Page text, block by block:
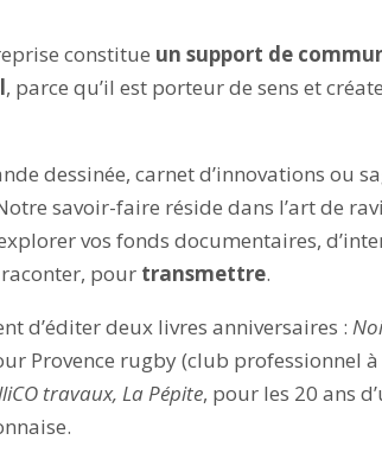
constitue un support de
, parce qu’il est porteur de sens et
dessinée, carnet d’innovations ou
savoir-faire réside dans l’art de
vos fonds documentaires,
raconter, pour transmettre.
d’éditer deux livres anniversaires :
Provence rugby (club professionnel
travaux, La Pépite, pour les 20 ans